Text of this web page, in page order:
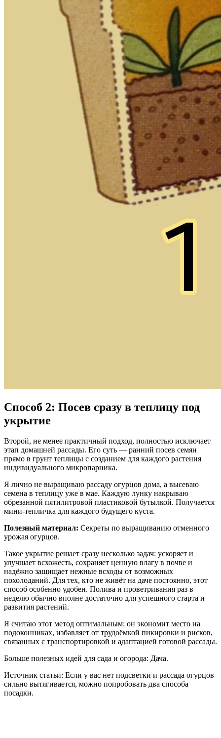
Способ 2: Посев сразу в теплицу под
укрытие
Второй, не менее практичный подход, полностью исключает
этап домашней рассады. Его суть — ранний посев семян
прямо в грунт теплицы с созданием для каждого растения
индивидуального микропарника.
Я лично не выращиваю рассаду огурцов дома, а высеваю
семена в теплицу уже в мае. Каждую лунку накрываю
обрезанной пятилитровой пластиковой бутылкой. Получается
мини-тепличка для каждого будущего куста.
Полезный материал: Секреты по выращиванию отменного
урожая огурцов.
Такое укрытие решает сразу несколько задач: ускоряет и
улучшает всхожесть, сохраняет ценную влагу в почве и
надёжно защищает нежные всходы от возможных
похолоданий. Для тех, кто не живёт на даче постоянно, этот
способ особенно удобен. Полива и проветривания раз в
неделю обычно вполне достаточно для успешного старта и
развития растений.
Я считаю этот метод оптимальным: он экономит место на
подоконниках, избавляет от трудоёмкой пикировки и рисков,
связанных с транспортировкой и адаптацией готовой рассады.
Больше полезных идей для сада и огорода: Дача.
Источник статьи: Если у вас нет подсветки и рассада огурцов
сильно вытягивается, можно попробовать два способа
посадки.